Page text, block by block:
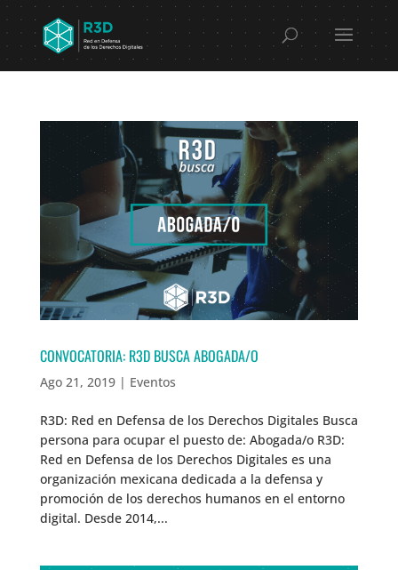
CONVOCATORIA: R3D BUSCA ABOGADA/O
Ago 21, 2019| Eventos
R3D: Red en Defensa de los Derechos Digitales Busca
persona para ocupar el puesto de: Abogada/o R3D:
Red en Defensa de los Derechos Digitales es una
organización mexicana dedicada a la defensa y
promoción de los derechos humanos en el entorno
digital. Desde 2014,...